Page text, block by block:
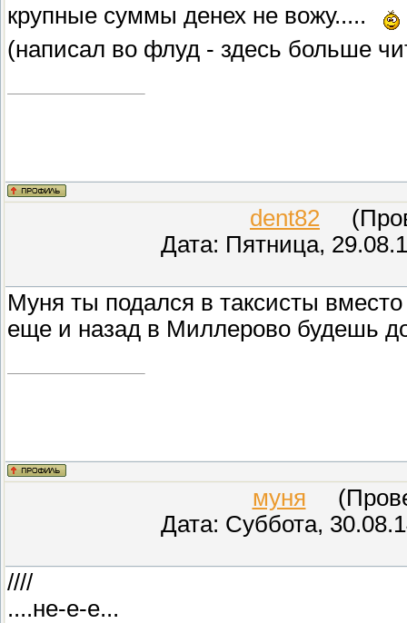
крупные суммы денех не вожу.....
(написал во флуд - здесь больше
dent82
Дата: Пятница,
Муня ты подался в таксисты
еще и назад в Миллерово будешь
муня
Дата: Суббота,
////
....не-е-е...